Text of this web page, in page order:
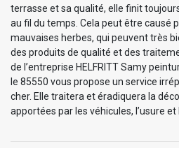
terrasse et sa qualité, elle finit
au fil du temps. Cela peut être causé
mauvaises herbes, qui peuvent très
des produits de qualité et des
de l’entreprise HELFRITT Samy
le 85550 vous propose un service
cher. Elle traitera et éradiquera la
apportées par les véhicules, l’usure et